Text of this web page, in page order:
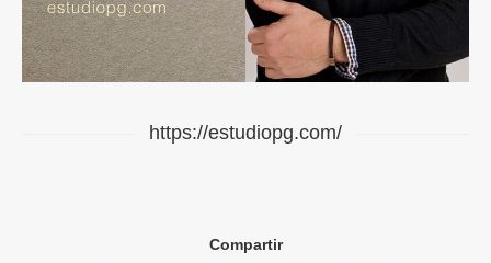
https://estudiopg.com/
Compartir